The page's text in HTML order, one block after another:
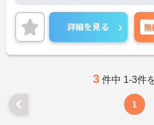
場作りを目指していきます！ご興味あ
接対策ポイントなど、詳細をお話しい
お気軽にご相談ください。
詳細を見る 無
3 件中 1-3件
1